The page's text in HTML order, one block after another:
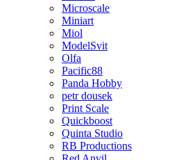
Microscale
Miniart
Miol
ModelSvit
Olfa
Pacific88
Panda Hobby
petr dousek
Print Scale
Quickboost
Quinta Studio
RB Productions